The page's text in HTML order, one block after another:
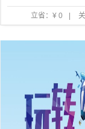
立省：¥ 0